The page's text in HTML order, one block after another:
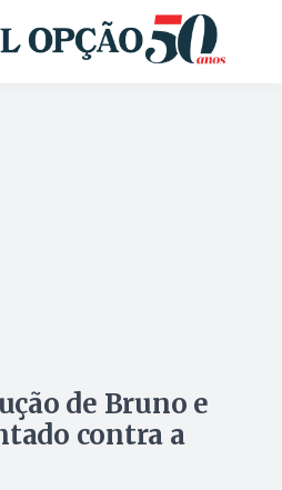
de Bruno e
contra a